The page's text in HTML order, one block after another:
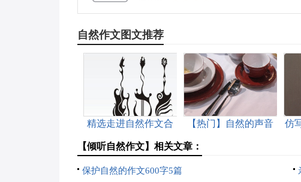
自然作文图文推荐
精选走进自然作文合
【热门】自然的声音
仿
【倾听自然作文】相关文章：
保护自然的作文600字5篇